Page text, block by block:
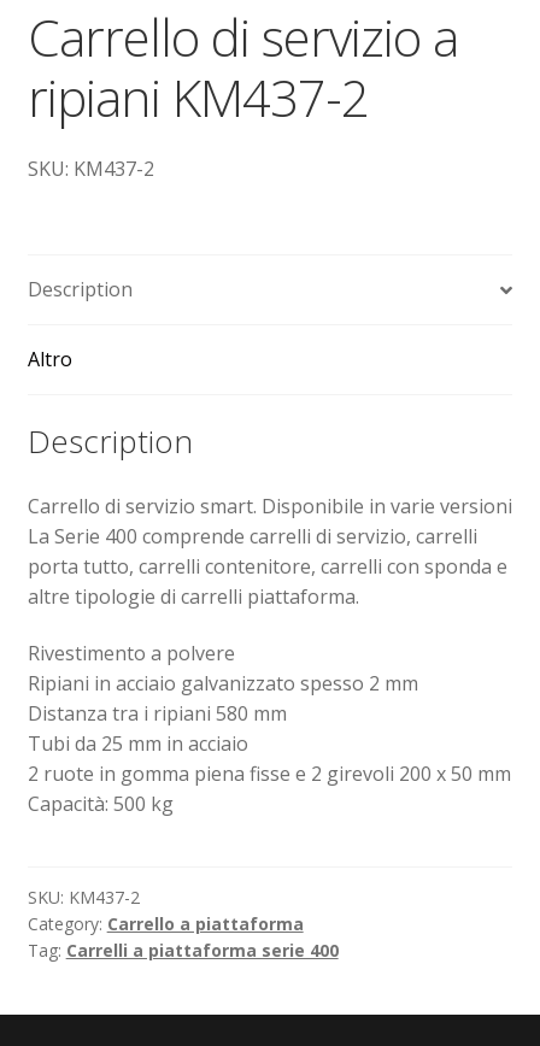
garanzia
Il mio account
Pagamento
Piattaforme elevatrici
Sollevatori elettrici manuali timonati
Spedizioni
Transpallet
Carrello di servizio a
ripiani KM437-2
SKU: KM437-2
Description
Altro
Description
Carrello di servizio smart. Disponibile in varie versioni
La Serie 400 comprende carrelli di servizio, carrelli
porta tutto, carrelli contenitore, carrelli con sponda e
altre tipologie di carrelli piattaforma.
Rivestimento a polvere
Ripiani in acciaio galvanizzato spesso 2 mm
Distanza tra i ripiani 580 mm
Tubi da 25 mm in acciaio
2 ruote in gomma piena fisse e 2 girevoli 200 x 50 mm
Capacità: 500 kg
SKU: KM437-2
Category: Carrello a piattaforma
Tag: Carrelli a piattaforma serie 400